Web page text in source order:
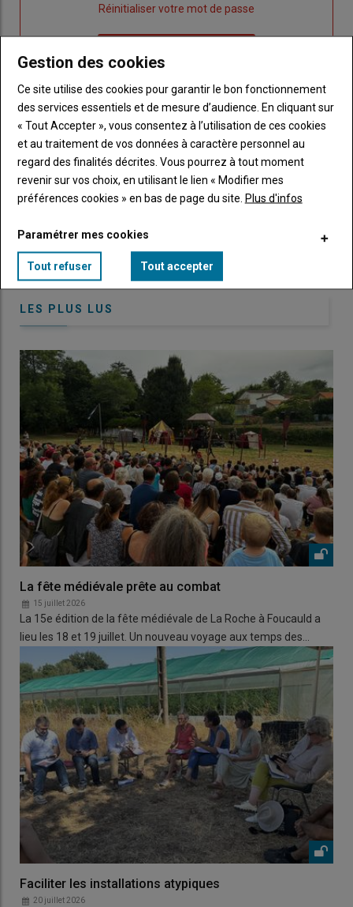
compte"
mot
de
passe"
Réinitialiser votre mot de passe
"Je
connecte"
Sous-
titre
Vous n'êtes pas abonné(e)
TITRE CRÉEZ UN COMPTE
BodyChoisissez votre formule et créez votre
Créez un compte
LES PLUS LUS
La fête médiévale prête au combat
15 juillet 2026
La 15e édition de la fête médiévale de La Roche à Foucauld a
lieu les 18 et 19 juillet. Un nouveau voyage aux temps des…
Faciliter les installations atypiques
20 juillet 2026
Gestion des cookies
Ce site utilise des cookies pour garantir le bon fonctionnement
des services essentiels et de mesure d’audience. En cliquant sur
« Tout Accepter », vous consentez à l’utilisation de ces cookies
et au traitement de vos données à caractère personnel au
regard des finalités décrites. Vous pourrez à tout moment
revenir sur vos choix, en utilisant le lien « Modifier mes
préférences cookies » en bas de page du site. Plus d'infos
Paramétrer mes cookies
Tout refuser Tout accepter